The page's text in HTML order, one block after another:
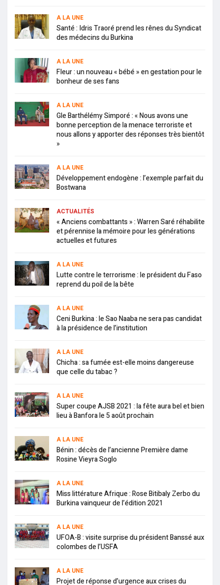
A LA UNE
Santé : Idris Traoré prend les rênes du Syndicat
des médecins du Burkina
A LA UNE
Fleur : un nouveau « bébé » en gestation pour le
bonheur de ses fans
A LA UNE
Gle Barthélémy Simporé : « Nous avons une
bonne perception de la menace terroriste et
nous allons y apporter des réponses très bientôt
»
A LA UNE
Développement endogène : l’exemple parfait du
Bostwana
ACTUALITÉS
« Anciens combattants » : Warren Saré réhabilite
et pérennise la mémoire pour les générations
actuelles et futures
A LA UNE
Lutte contre le terrorisme : le président du Faso
reprend du poil de la bête
A LA UNE
Ceni Burkina : le Sao Naaba ne sera pas candidat
à la présidence de l’institution
A LA UNE
Chicha : sa fumée est-elle moins dangereuse
que celle du tabac ?
A LA UNE
Super coupe AJSB 2021 : la fête aura bel et bien
lieu à Banfora le 5 août prochain
A LA UNE
Bénin : décès de l’ancienne Première dame
Rosine Vieyra Soglo
A LA UNE
Miss littérature Afrique : Rose Bitibaly Zerbo du
Burkina vainqueur de l’édition 2021
A LA UNE
UFOA-B : visite surprise du président Banssé aux
colombes de l’USFA
A LA UNE
Projet de réponse d’urgence aux crises du